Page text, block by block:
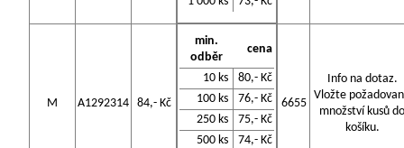
M A1292314 84,- Kč
min.
odběr
cena
10 ks
80,- Kč
100 ks
76,- Kč
250 ks
75,- Kč
500 ks
74,- Kč
6655
Info na dotaz.
Vložte
množství kusů do
košíku.